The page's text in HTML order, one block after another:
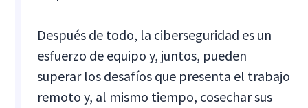
Después de todo, la ciberseguridad es un
esfuerzo de equipo y, juntos, pueden
superar los desafíos que presenta el trabajo
remoto y, al mismo tiempo, cosechar sus